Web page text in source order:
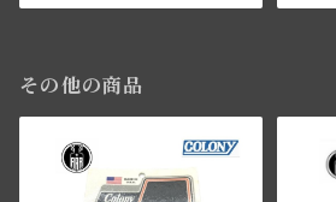
その他の商品